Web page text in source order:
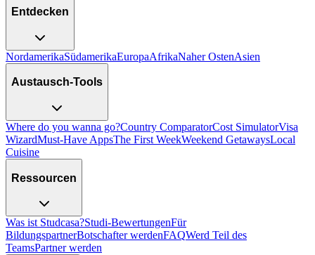
Entdecken
NordamerikaSüdamerikaEuropaAfrikaNaher OstenAsien
Austausch-Tools
Where do you wanna go?Country ComparatorCost SimulatorVisa
WizardMust-Have AppsThe First WeekWeekend GetawaysLocal
Cuisine
Ressourcen
Was ist Studcasa?Studi-BewertungenFür
BildungspartnerBotschafter werdenFAQWerd Teil des
TeamsPartner werden